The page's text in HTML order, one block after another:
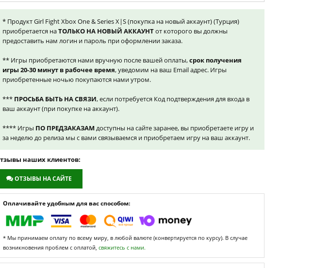
* Продукт Girl Fight Xbox One & Series X|S (покупка на новый аккаунт) (Турция)
приобретается наТОЛЬКО НА НОВЫЙ АККАУНТот которого вы должны
предоставить нам логин и пароль при оформлении заказа.
** Игры приобретаются нами вручную после вашей оплаты,срок получения
игры 20-30 минут в рабочее время, уведомим на ваш Email адрес. Игры
приобретенные ночью покупаются нами утром.
*** ПРОСЬБА БЫТЬ НА СВЯЗИ, если потребуется Код подтверждения для входа в
ваш аккаунт (при покупке на аккаунт).
**** Игры ПО ПРЕДЗАКАЗАМ доступны на сайте заранее, вы приобретаете игру и
за неделю до релиза мы с вами связываемся и приобретаем игру на ваш аккаунт.
наших клиентов:
ОТЗЫВЫ НА САЙТЕ
Оплачивайте удобным для вас способом:
* Мы принимаем оплату по всему миру, в любой валюте (конвертируется по курсу). В случае
возникновения проблем с оплатой, свяжитесь с нами.